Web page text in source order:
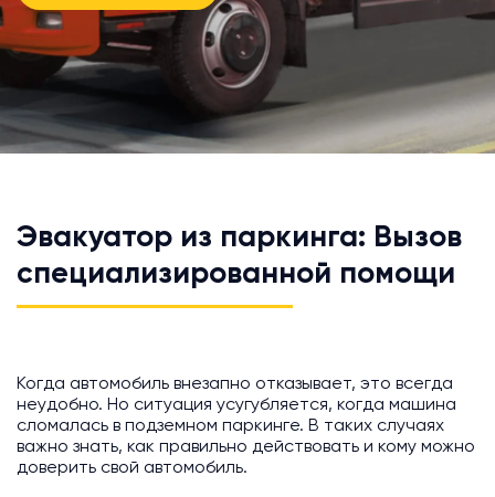
Эвакуатор из паркинга: Вызов
специализированной помощи
Когда автомобиль внезапно отказывает, это всегда
неудобно. Но ситуация усугубляется, когда машина
сломалась в подземном паркинге. В таких случаях
важно знать, как правильно действовать и кому можно
доверить свой автомобиль.